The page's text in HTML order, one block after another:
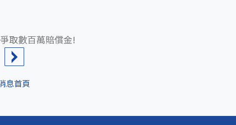
取數百萬賠償金!
息首頁